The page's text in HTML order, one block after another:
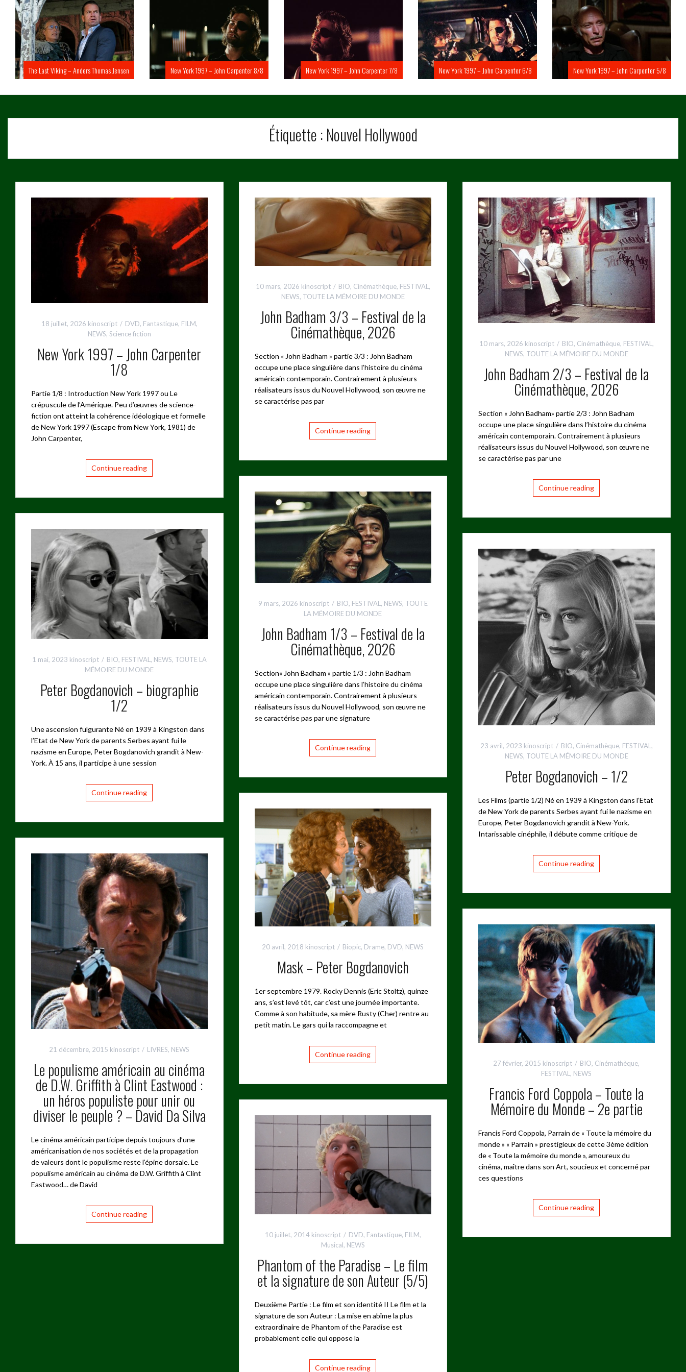
The Last Viking – Anders Thomas Jensen New York 1997 – John Carpenter 8/8 New York 1997 – John Carpenter 7/8 New York 1997 – John Carpenter 6/8 New York 1997 – John Carpenter 5/8
Étiquette : Nouvel Hollywood
18 juillet, 2026 kinoscript DVD, Fantastique, FILM,
NEWS, Science fiction
New York 1997 – John Carpenter
1/8
Partie 1/8 : Introduction New York 1997 ou Le
crépuscule de l’Amérique. Peu d’œuvres de science-
fiction ont atteint la cohérence idéologique et formelle
de New York 1997 (Escape from New York, 1981) de
John Carpenter,
Continue reading
10 mars, 2026 kinoscript BIO, Cinémathèque, FESTIVAL ,
NEWS, TOUTE LA MÉMOIRE DU MONDE
John Badham 3/3 – Festival de la
Cinémathèque, 2026
Section « John Badham » partie 3/3 : John Badham
occupe une place singulière dans l’histoire du cinéma
américain contemporain. Contrairement à plusieurs
réalisateurs issus du Nouvel Hollywood, son œuvre ne
se caractérise pas par
Continue reading
10 mars, 2026 kinoscript BIO, Cinémathèque, FESTIVAL ,
NEWS, TOUTE LA MÉMOIRE DU MONDE
John Badham 2/3 – Festival de la
Cinémathèque, 2026
Section « John Badham» partie 2/3 : John Badham
occupe une place singulière dans l’histoire du cinéma
américain contemporain. Contrairement à plusieurs
réalisateurs issus du Nouvel Hollywood, son œuvre ne
se caractérise pas par une
Continue reading
9 mars, 2026 kinoscript BIO, FESTIVAL , NEWS, TOUTE
LA MÉMOIRE DU MONDE
John Badham 1/3 – Festival de la
Cinémathèque, 2026
Section« John Badham » partie 1/3 : John Badham
occupe une place singulière dans l’histoire du cinéma
américain contemporain. Contrairement à plusieurs
réalisateurs issus du Nouvel Hollywood, son œuvre ne
se caractérise pas par une signature
Continue reading
1 mai, 2023 kinoscript BIO, FESTIVAL, NEWS, TOUTE LA
MÉMOIRE DU MONDE
Peter Bogdanovich – biographie
1/2
Une ascension fulgurante Né en 1939 à Kingston dans
l’Etat de New York de parents Serbes ayant fui le
nazisme en Europe, Peter Bogdanovich grandit à New-
York. À 15 ans, il participe à une session
Continue reading
23 avril, 2023 kinoscript BIO, Cinémathèque, FESTIVAL,
NEWS, TOUTE LA MÉMOIRE DU MONDE
Peter Bogdanovich – 1/2
Les Films (partie 1/2) Né en 1939 à Kingston dans l’Etat
de New York de parents Serbes ayant fui le nazisme en
Europe, Peter Bogdanovich grandit à New-York.
Intarissable cinéphile, il débute comme critique de
Continue reading
20 avril, 2018 kinoscript Biopic, Drame, DVD, NEWS
Mask – Peter Bogdanovich
1er septembre 1979. Rocky Dennis (Eric Stoltz), quinze
ans, s’est levé tôt, car c’est une journée importante.
Comme à son habitude, sa mère Rusty (Cher) rentre au
petit matin. Le gars qui la raccompagne et
Continue reading
21 décembre, 2015 kinoscript LIVRES, NEWS
Le populisme américain au cinéma
de D.W. Griffith à Clint Eastwood :
un héros populiste pour unir ou
diviser le peuple ? – David Da Silva
Le cinéma américain participe depuis toujours d’une
américanisation de nos sociétés et de la propagation
de valeurs dont le populisme reste l’épine dorsale. Le
populisme américain au cinéma de D.W. Griffith à Clint
Eastwood… de David
Continue reading
27 février, 2015 kinoscript BIO, Cinémathèque,
FESTIVAL, NEWS
Francis Ford Coppola – Toute la
Mémoire du Monde – 2e partie
Francis Ford Coppola, Parrain de « Toute la mémoire du
monde » « Parrain » prestigieux de cette 3ème édition
de « Toute la mémoire du monde », amoureux du
cinéma, maître dans son Art, soucieux et concerné par
ces questions
Continue reading
10 juillet, 2014 kinoscript DVD, Fantastique, FILM,
Musical, NEWS
Phantom of the Paradise – Le film
et la signature de son Auteur (5/5)
Deuxième Partie : Le film et son identité II Le film et la
signature de son Auteur : La mise en abîme la plus
extraordinaire de Phantom of the Paradise est
probablement celle qui oppose la
Continue reading